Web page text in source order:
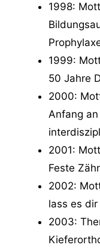
1998:
1999:
50 Jahre
2000:
Anfang
2001:
Feste
2002:
lass es dir
2003: